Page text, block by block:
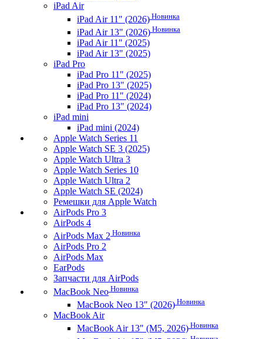
iPad Air
iPad Air 11" (2026) Новинка
iPad Air 13" (2026) Новинка
iPad Air 11" (2025)
iPad Air 13" (2025)
iPad Pro
iPad Pro 11" (2025)
iPad Pro 13" (2025)
iPad Pro 11" (2024)
iPad Pro 13" (2024)
iPad mini
iPad mini (2024)
Apple Watch Series 11
Apple Watch SE 3 (2025)
Apple Watch Ultra 3
Apple Watch Series 10
Apple Watch Ultra 2
Apple Watch SE (2024)
Ремешки для Apple Watch
AirPods Pro 3
AirPods 4
AirPods Max 2 Новинка
AirPods Pro 2
AirPods Max
EarPods
Запчасти для AirPods
MacBook Neo Новинка
MacBook Neo 13" (2026) Новинка
MacBook Air
MacBook Air 13" (M5, 2026) Новинка